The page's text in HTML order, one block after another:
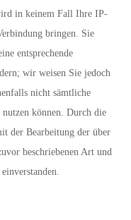
in keinem Fall Ihre IP-
bringen. Sie
entsprechende
wir weisen Sie jedoch
nicht sämtliche
können. Durch die
der Bearbeitung der über
beschriebenen Art und